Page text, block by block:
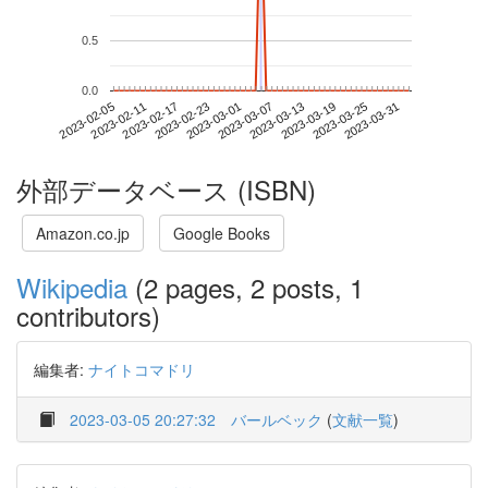
2023-02-052023-02-112023-02-172023-02-232023-03-012023-03-072023-03-132023-03-192023-03-252023-03-31
0.0
0.5
外部データベース (ISBN)
Amazon.co.jp Google Books
Wikipedia (2 pages, 2 posts, 1
contributors)
編集者: ナイトコマドリ
2023-03-05 20:27:32 バールベック (文献一覧)